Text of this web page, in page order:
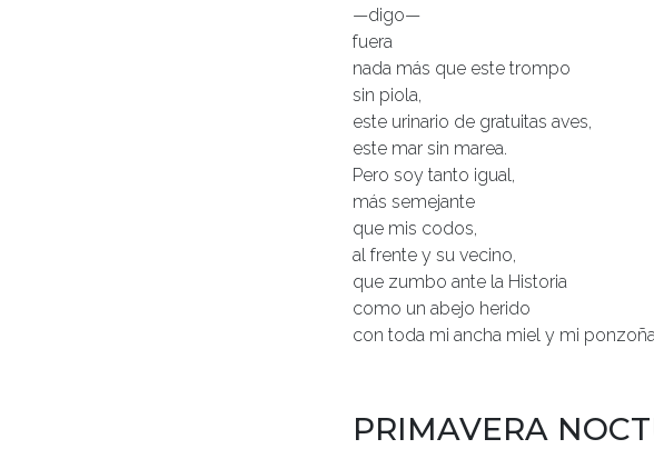
—digo—
fuera
nada más que este trompo
sin piola,
este urinario de gratuitas aves,
este mar sin marea.
Pero soy tanto igual,
más semejante
que mis codos,
al frente y su vecino,
que zumbo ante la Historia
como un abejo herido
con toda mi ancha miel y mi
PRIMAVERA